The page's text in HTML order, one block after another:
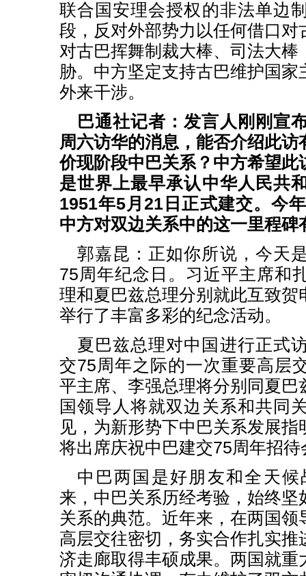
联合国安理会授权的非法单边
段，反对外部势力以任何借口对
对古巴挥舞制裁大棒、司法大棒
胁。中方坚定支持古巴维护国
外来干涉。
巴通社记者：发言人刚刚宣
周六访华的消息，能否介绍此
价现阶段中巴关系？中方希望此
是世界上最早承认中华人民共
1951年5月21日正式建交。今
中方对双边关系中的这一里程碑
郭嘉昆：正如你所说，今天
75周年纪念日。习近平主席和
理和夏巴兹总理分别就此互致贺
举行了丰富多彩的纪念活动。
夏巴兹总理对中国进行正式
交75周年之际的一次重要高层
平主席、李强总理将分别同夏巴
国领导人将就双边关系和共同
见，为新形势下中巴关系发展
将出席庆祝中巴建交75周年招
中巴两国是好朋友和全天
来，中巴关系历经考验，始终坚
关系的典范。近年来，在两国
高层交往密切，务实合作扎实推
济走廊取得丰硕成果。两国就重